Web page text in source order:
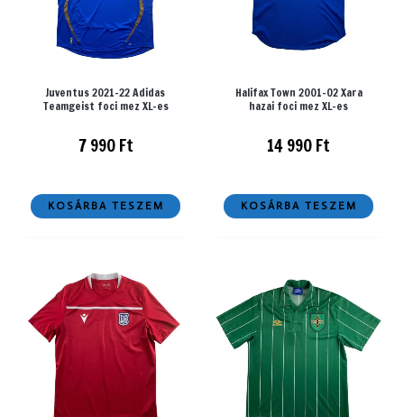
Juventus 2021-22 Adidas
Teamgeist foci mez XL-es
7 990Ft
KOSÁRBA TESZEM
Halifax Town 2001-02 Xara
hazai foci mez XL-es
14 990Ft
KOSÁRBA TESZEM